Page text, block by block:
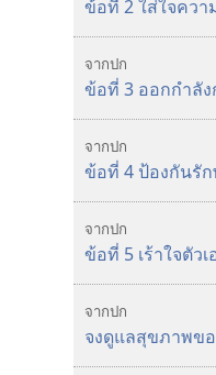
ข้อที่ 2 ใส่ใจควา
จากปก
ข้อที่ 3 ออกกำลัง
จากปก
ข้อที่ 4 ป้องกันรั
จากปก
ข้อที่ 5 เร้าใจตัว
จากปก
จงดูแลสุขภาพขอ